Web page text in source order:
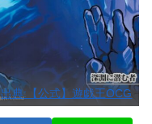
出典:【公式】遊戯王OCG